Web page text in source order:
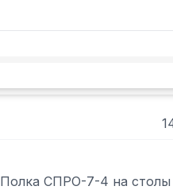
Полка СПРО-7-4 на столы